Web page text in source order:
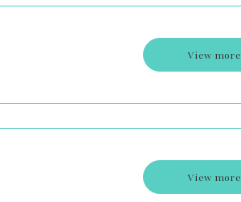
View more
View more